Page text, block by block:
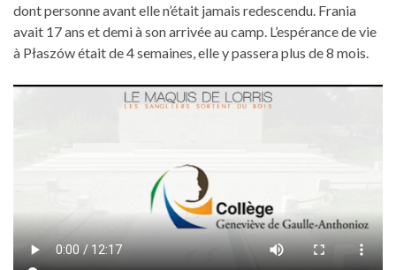
dont personne avant elle n’était jamais redescendu. Frania
avait 17 ans et demi à son arrivée au camp. L’espérance de vie
à Płaszów était de 4 semaines, elle y passera plus de 8 mois.